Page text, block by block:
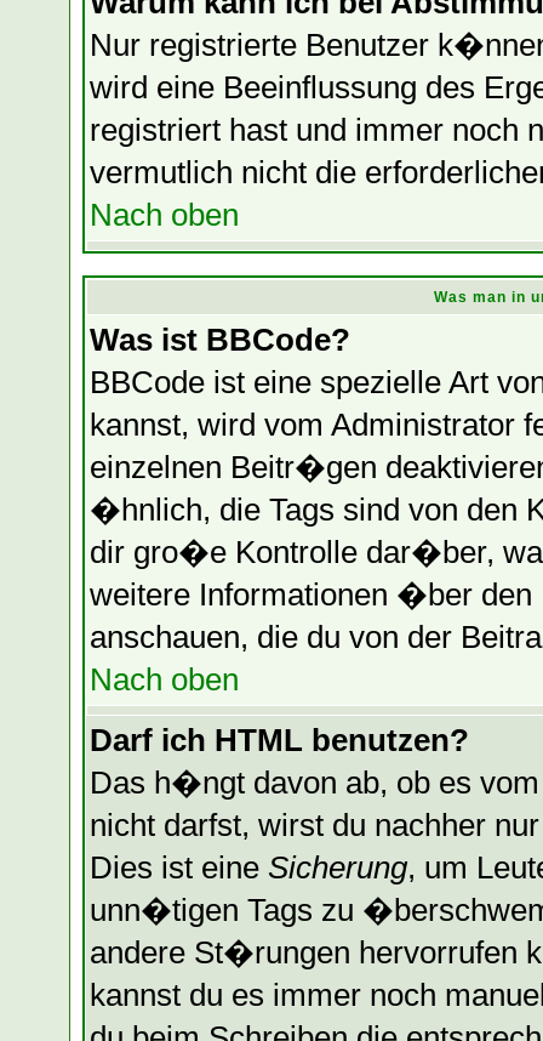
Nur registrierte Benutzer
wird eine Beeinflussung des
registriert hast und immer noch
vermutlich nicht die
Nach oben
Was man in
Was ist BBCode?
BBCode ist eine spezielle Art
kannst, wird vom Administrator
einzelnen Beitr�gen
�hnlich, die Tags sind von den
dir gro�e Kontrolle dar�ber,
weitere Informationen �ber den
anschauen, die du von der
Nach oben
Darf ich HTML benutzen?
Das h�ngt davon ab, ob es
nicht darfst, wirst du nachher
Dies ist eine Sicherung, um
unn�tigen Tags zu
andere St�rungen hervorrufen
kannst du es immer noch